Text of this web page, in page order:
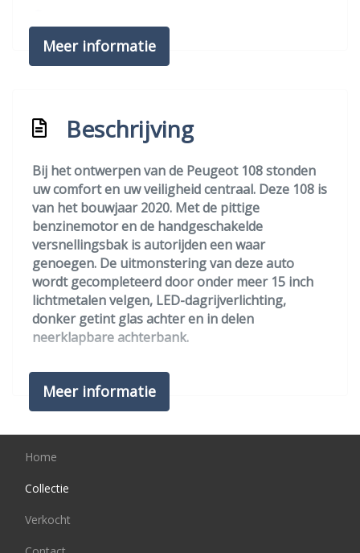
Bestuurdersairbag
Hoofd airbag(s) achter
Passagiersairbag
Zij airbag(s) voor
Interieur
Achterbank in delen neerklapbaar
Airco
Bestuurdersstoel in hoogte verstelbaar
Lederen versnellingspook
Stuur leder
Meer informatie
Beschrijving
Bij het ontwerpen van de Peugeot 108 stonden
uw comfort en uw veiligheid centraal. Deze 108 is
van het bouwjaar 2020. Met de pittige
benzinemotor en de handgeschakelde
versnellingsbak is autorijden een waar
genoegen. De uitmonstering van deze auto
wordt gecompleteerd door onder meer 15 inch
lichtmetalen velgen, LED-dagrijverlichting,
donker getint glas achter en in delen
neerklapbare achterbank.
Gemakkelijk en veilig is de bediening het audio-
installatiesysteem en het navigatiesysteem met
knoppen op het stuur. De audio-kwaliteit is
Peugeot ook voorzien van lederen stuur,
centrale deurvergrendeling met
versnellingspook.
Meer informatie
Home
Collectie
Verkocht